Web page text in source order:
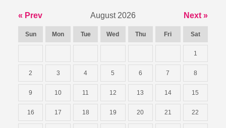
« Prev August 2026 Next »
Sun Mon Tue Wed Thu Fri Sat
1
2 3 4 5 6 7 8
9 10 11 12 13 14 15
16 17 18 19 20 21 22